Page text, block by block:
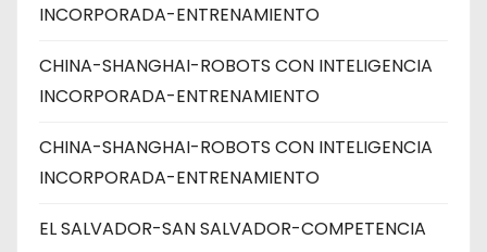
INCORPORADA-ENTRENAMIENTO
CHINA-SHANGHAI-ROBOTS CON INTELIGENCIA
INCORPORADA-ENTRENAMIENTO
CHINA-SHANGHAI-ROBOTS CON INTELIGENCIA
INCORPORADA-ENTRENAMIENTO
EL SALVADOR-SAN SALVADOR-COMPETENCIA